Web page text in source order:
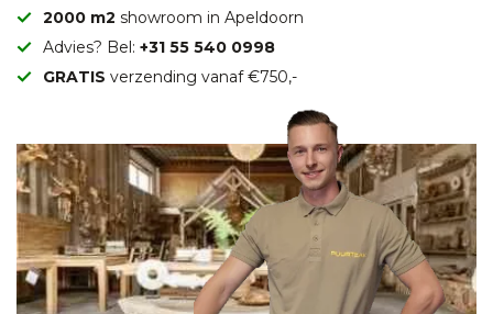
2000 m2 showroom in Apeldoorn
Advies? Bel: +31 55 540 0998
GRATIS verzending vanaf €750,-